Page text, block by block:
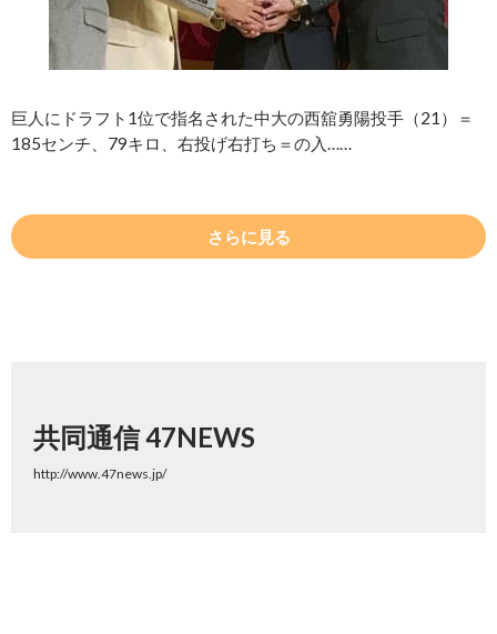
巨人にドラフト1位で指名された中大の西舘勇陽投手（21）＝
185センチ、79キロ、右投げ右打ち＝の入……
さらに見る
共同通信 47NEWS
http://www.47news.jp/